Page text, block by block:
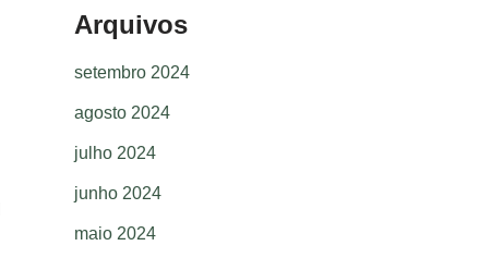
Arquivos
setembro 2024
agosto 2024
julho 2024
junho 2024
maio 2024